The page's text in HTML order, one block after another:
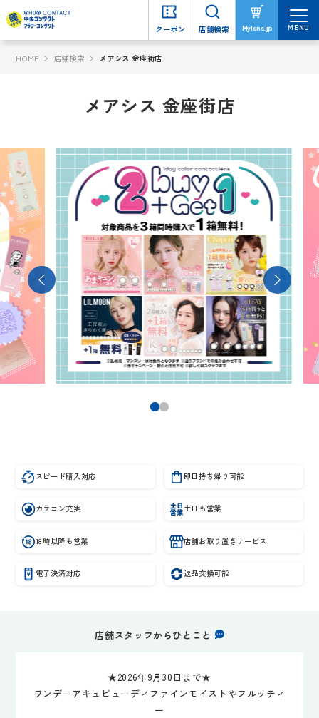
クーポン 店舗検索 Mylens.jp MENU
HOME 店舗検索 メアシス 金座街店
メアシス 金座街店
スピード購入対応 即日持ち帰り可能
カラコン充実 土日も営業
18時以降も営業 店舗お取り置きサービス
電子決済対応 返品交換可能
店舗スタッフからひとこと
★2026年9月30日まで★
ワンデーアキュビューディファインモイストやフルッティ
ー
クーポン 店舗検索 Mylens.jp MENU